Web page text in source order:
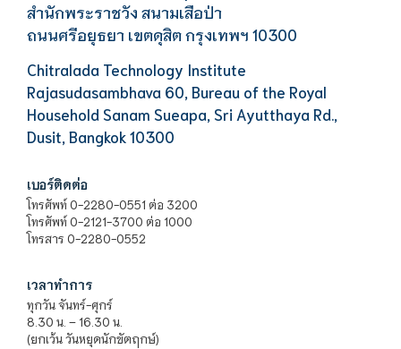
สำนักพระราชวัง สนามเสือป่า
ถนนศรีอยุธยา เขตดุสิต กรุงเทพฯ 10300
Chitralada Technology Institute
Rajasudasambhava 60, Bureau of the Royal
Household Sanam Sueapa, Sri Ayutthaya Rd.,
Dusit, Bangkok 10300
เบอร์ติดต่อ
โทรศัพท์ 0-2280-0551 ต่อ 3200
โทรศัพท์ 0-2121-3700 ต่อ 1000
โทรสาร 0-2280-0552
เวลาทำการ
ทุกวัน จันทร์-ศุกร์
8.30 น. – 16.30 น.
(ยกเว้น วันหยุดนักขัตฤกษ์)